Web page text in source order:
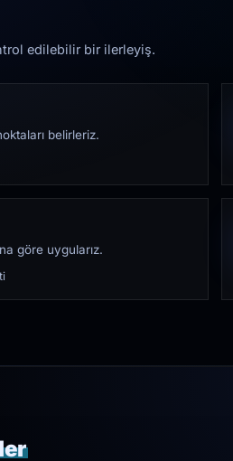
edilebilir bir ilerleyiş.
belirleriz.
göre uygularız.